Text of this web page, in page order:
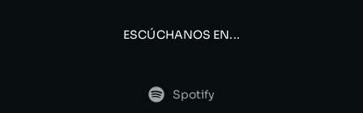
ESCÚCHANOS EN...
Spotify